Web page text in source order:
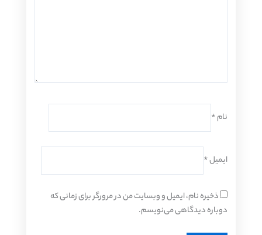
نام*
ایمیل*
ذخیره نام، ایمیل و وبسایت من در مرورگر برای زمانی که
دوباره دیدگاهی می‌نویسم.